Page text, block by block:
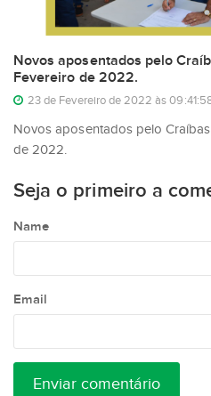
Novos aposentados pelo
Fevereiro de 2022.
23 de Fevereiro de 2022 às
Novos aposentados pelo
de 2022.
Seja o primeiro a
Name
Email